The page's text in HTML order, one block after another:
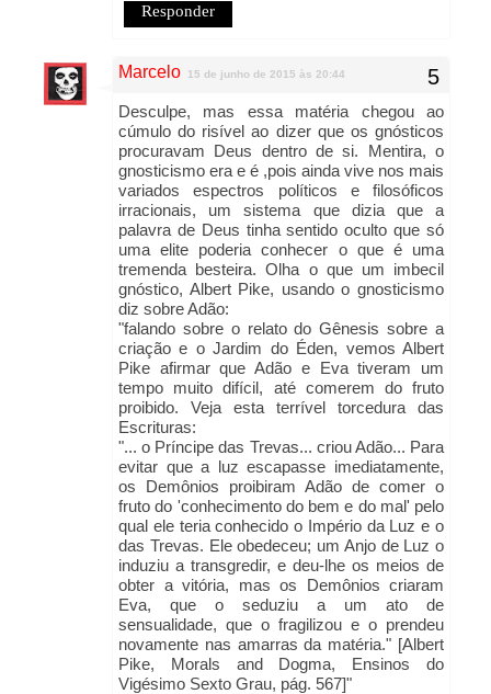
Responder
Marcelo 15 de junho de 2015 às 20:44
Desculpe, mas essa matéria chegou ao
cúmulo do risível ao dizer que os gnósticos
procuravam Deus dentro de si. Mentira, o
gnosticismo era e é ,pois ainda vive nos mais
variados espectros políticos e filosóficos
irracionais, um sistema que dizia que a
palavra de Deus tinha sentido oculto que só
uma elite poderia conhecer o que é uma
tremenda besteira. Olha o que um imbecil
gnóstico, Albert Pike, usando o gnosticismo
diz sobre Adão:
"falando sobre o relato do Gênesis sobre a
criação e o Jardim do Éden, vemos Albert
Pike afirmar que Adão e Eva tiveram um
tempo muito difícil, até comerem do fruto
proibido. Veja esta terrível torcedura das
Escrituras:
"... o Príncipe das Trevas... criou Adão... Para
evitar que a luz escapasse imediatamente,
os Demônios proibiram Adão de comer o
fruto do 'conhecimento do bem e do mal' pelo
qual ele teria conhecido o Império da Luz e o
das Trevas. Ele obedeceu; um Anjo de Luz o
induziu a transgredir, e deu-lhe os meios de
obter a vitória, mas os Demônios criaram
Eva, que o seduziu a um ato de
sensualidade, que o fragilizou e o prendeu
novamente nas amarras da matéria." [Albert
Pike, Morals and Dogma, Ensinos do
Vigésimo Sexto Grau, pág. 567]"